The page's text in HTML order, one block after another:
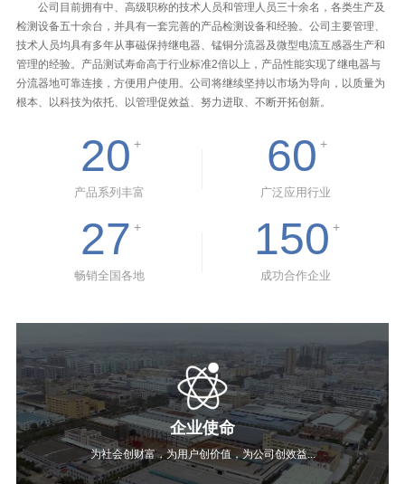
公司目前拥有中、高级职称的技术人员和管理人员三十余名，各类生产及
检测设备五十余台，并具有一套完善的产品检测设备和经验。公司主要管理、
技术人员均具有多年从事磁保持继电器、锰铜分流器及微型电流互感器生产和
管理的经验。产品测试寿命高于行业标准2倍以上，产品性能实现了继电器与
分流器地可靠连接，方便用户使用。公司将继续坚持以市场为导向，以质量为
根本、以科技为依托、以管理促效益、努力进取、不断开拓创新。
20 +
产品系列丰富
60 +
广泛应用行业
27 +
畅销全国各地
150 +
成功合作企业
企业使命
为社会创财富，为用户创价值，为公司创效益...